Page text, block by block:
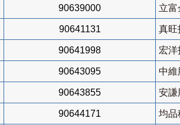
90639000 立富
90641131 真旺
90641998 宏洋
90643095 中維
90643855 安謙
90644171 均品